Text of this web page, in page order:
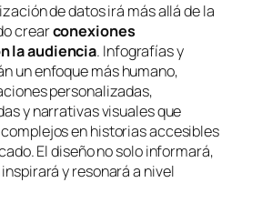
de datos irá más allá de la
crearconexiones
la audiencia. Infografías y
un enfoque más humano,
personalizadas,
y narrativas visuales que
en historias accesibles
El diseño no solo informará,
y resonará a nivel